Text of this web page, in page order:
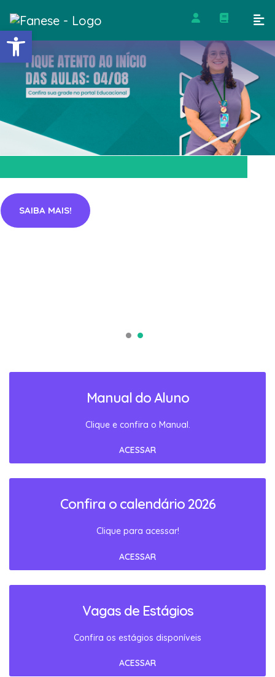
Barra de Ferramentas
SAIBA MAIS!
Manual do Aluno
Clique e confira o Manual.
ACESSAR
Confira o calendário 2026
Clique para acessar!
ACESSAR
Vagas de Estágios
Confira os estágios disponíveis
ACESSAR